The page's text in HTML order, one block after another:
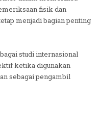
fisik dan
menjadi bagian penting
studi internasional
ketika digunakan
sebagai pengambil